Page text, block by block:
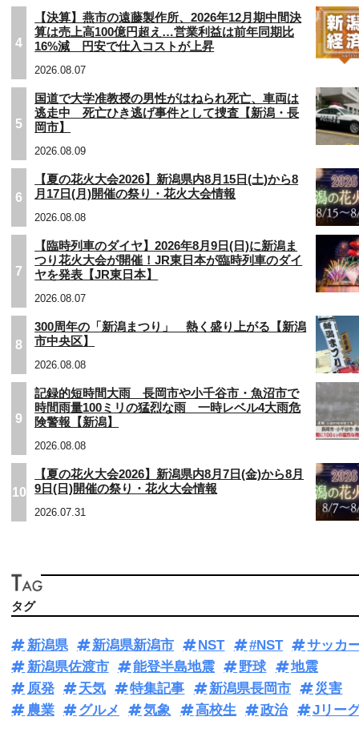
4
【決算】燕市の遠藤製作所、2026年12月期中間決
算は売上高100億円超え…営業利益は前年同期比
16%減 円安で仕入コストが上昇
2026.08.07
5
国道で大学准教授の男性がはねられ死亡、車両は
逃走中 死亡ひき逃げ事件として捜査【新潟・長
岡市】
2026.08.09
6
【夏の花火大会2026】新潟県内8月15日(土)から8
月17日(月)開催の祭り・花火大会情報
2026.08.08
7
【臨時列車のダイヤ】2026年8月9日(日)に新潟ま
つり花火大会が開催！JR東日本が臨時列車のダイ
ヤを発表【JR東日本】
2026.08.07
8
300周年の「新潟まつり」 熱く盛り上がる【新潟
市中央区】
2026.08.08
9
記録的短時間大雨 長岡市や小千谷市・魚沼市で
時間雨量100ミリの猛烈な雨 一時レベル4大雨危
険警報【新潟】
2026.08.08
10
【夏の花火大会2026】新潟県内8月7日(金)から8月
9日(日)開催の祭り・花火大会情報
2026.07.31
タグ
新潟県 新潟県新潟市 NST #NST
サッカ
新潟県佐渡市
能登半島地震 野球
地震
原発
天気 特集記事 新潟県長岡市
災害
農業
グルメ 気象 高校生 政治 Jリー